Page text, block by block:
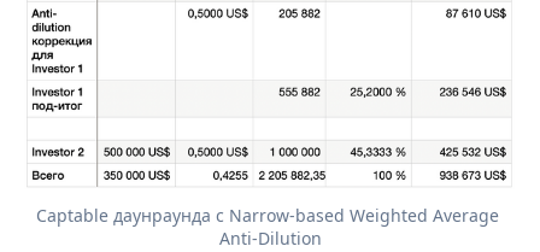
Captable даунраунда с Narrow-based Weighted Average
Anti-Dilution